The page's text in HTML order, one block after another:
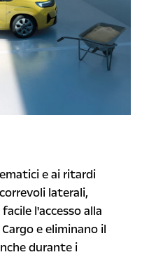
e ai ritardi
laterali,
l'accesso alla
e eliminano il
durante i